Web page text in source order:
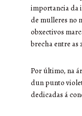
importancia da
de mulleres no
obxectivos
brecha entre
Por último, na
dun punto
dedicadas á